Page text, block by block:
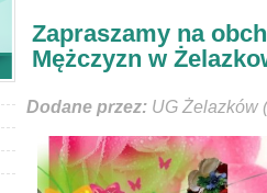
Zapraszamy na
Mężczyzn w
Dodane przez: UG Żelazków